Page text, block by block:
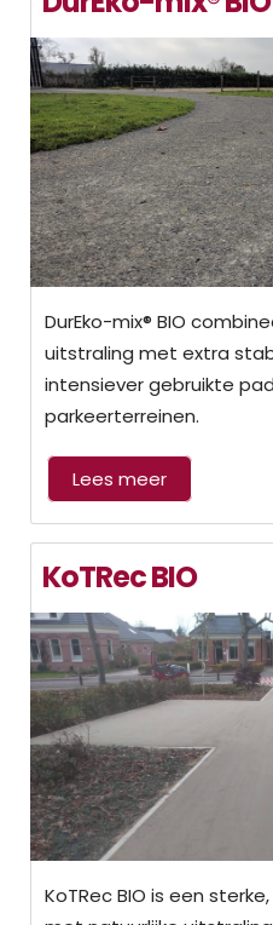
DurEko-mix® BIO
uitstraling met extra
intensiever gebruikte
parkeerterreinen.
Lees meer
KoTRec BIO
KoTRec BIO is een